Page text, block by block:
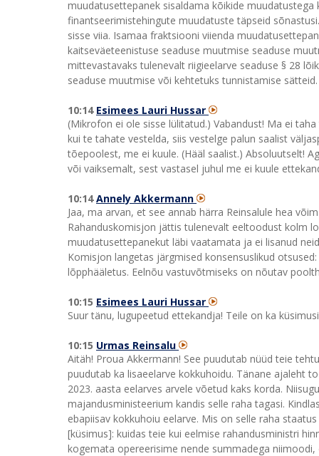
muudatusettepanek sisaldama kõikide
finantseerimistehingute muudatuste täpseid
sisse viia. Isamaa fraktsiooni viienda
kaitseväeteenistuse seaduse muutmise seaduse
mittevastavaks tulenevalt riigieelarve seaduse § 28
seaduse muutmise või kehtetuks tunnistamise sätteid.
10:14 Esimees Lauri Hussar
(Mikrofon ei ole sisse lülitatud.) Vabandust! Ma ei
kui te tahate vestelda, siis vestelge palun saalist
tõepoolest, me ei kuule. (Hääl saalist.) Absoluutselt!
või vaiksemalt, sest vastasel juhul me ei kuule
10:14Annely Akkermann
Jaa, ma arvan, et see annab härra Reinsalule hea
Rahanduskomisjon jättis tulenevalt eeltoodust kolm
muudatusettepanekut läbi vaatamata ja ei lisanud
Komisjon langetas järgmised konsensuslikud
lõpphääletus. Eelnõu vastuvõtmiseks on nõutav
10:15 Esimees Lauri Hussar
Suur tänu, lugupeetud ettekandja! Teile on ka
10:15 Urmas Reinsalu
Aitäh! Proua Akkermann! See puudutab nüüd teie
puudutab ka lisaeelarve kokkuhoidu. Tänane ajaleht
2023. aasta eelarves arvele võetud kaks korda.
majandusministeerium kandis selle raha tagasi.
ebapiisav kokkuhoiu eelarve. Mis on selle raha
[küsimus]: kuidas teie kui eelmise rahandusministri
kogemata opereerisime nende summadega